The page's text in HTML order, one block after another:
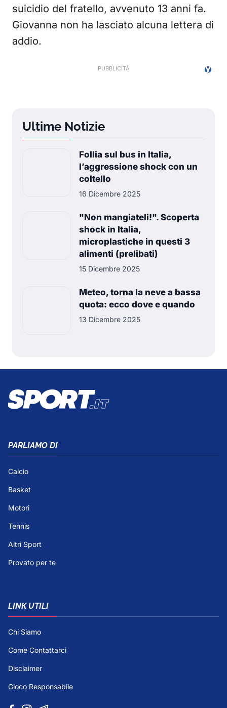
suicidio del fratello, avvenuto 13 anni fa.
Giovanna non ha lasciato alcuna lettera di
addio.
Ultime Notizie
Follia sul bus in Italia,
l’aggressione shock con un
coltello
16 Dicembre 2025
"Non mangiateli!". Scoperta
shock in Italia,
microplastiche in questi 3
alimenti (prelibati)
15 Dicembre 2025
Meteo, torna la neve a bassa
quota: ecco dove e quando
13 Dicembre 2025
PARLIAMO DI
Calcio
Basket
Motori
Tennis
Altri Sport
Provato per te
LINK UTILI
Chi Siamo
Come Contattarci
Disclaimer
Gioco Responsabile